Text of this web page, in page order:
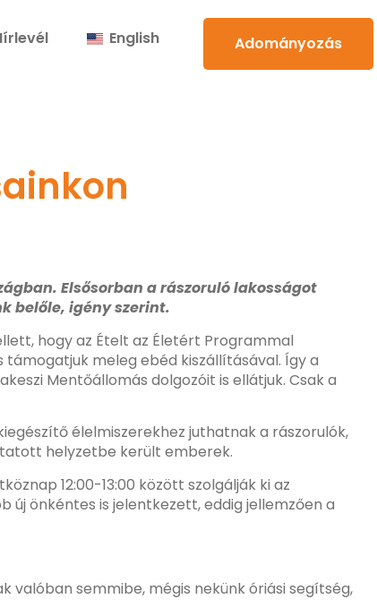
English Adományozás
Elsősorban a rászoruló lakosságot
belőle, igény szerint.
hogy az Ételt az Életért Programmal
meleg ebéd kiszállításával. Így a
Mentőállomás dolgozóit is ellátjuk. Csak a
élelmiszerekhez juthatnak a rászorulók,
helyzetbe került emberek.
12:00-13:00 között szolgálják ki az
önkéntes is jelentkezett, eddig jellemzően a
valóban semmibe, mégis nekünk óriási segítség,